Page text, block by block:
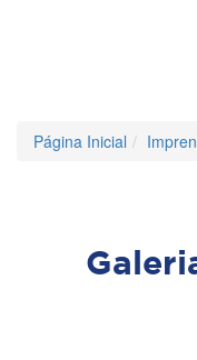
Página Inicial